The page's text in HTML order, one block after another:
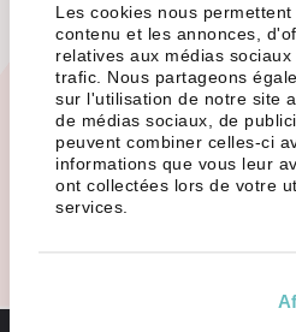
Les cookies nous
contenu et les annonces,
relatives aux médias
trafic. Nous partageons
sur l'utilisation de notre site
de médias sociaux, de
peuvent combiner celles-ci
informations que vous leur
ont collectées lors de votre
services.
Envoyer mon